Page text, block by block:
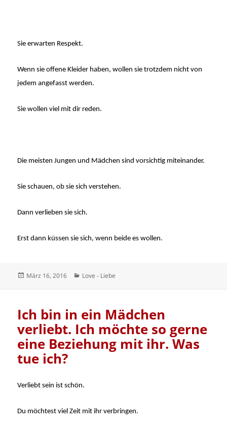
Sie erwarten Respekt.
Wenn sie offene Kleider haben, wollen sie trotzdem nicht von
jedem angefasst werden.
Sie wollen viel mit dir reden.
Die meisten Jungen und Mädchen sind vorsichtig miteinander.
Sie schauen, ob sie sich verstehen.
Dann verlieben sie sich.
Erst dann küssen sie sich, wenn beide es wollen.
Veröffentlicht
März 16, 2016 Kategorien
Love - Liebe
Ich bin in ein Mädchen
verliebt. Ich möchte so gerne
eine Beziehung mit ihr. Was
tue ich?
Verliebt sein ist schön.
Du möchtest viel Zeit mit ihr verbringen.